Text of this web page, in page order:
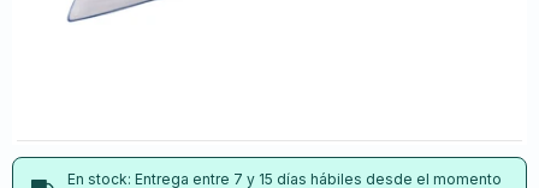
En stock: Entrega entre 7 y 15 días hábiles desde el momento